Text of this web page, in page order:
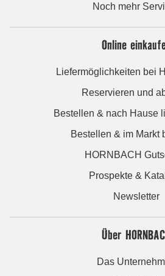
Noch mehr
Online
Liefermöglichkeiten bei
Reservieren und
Bestellen & nach Hause
Bestellen & im Markt
HORNBACH
Prospekte &
Newsletter
Über
Das